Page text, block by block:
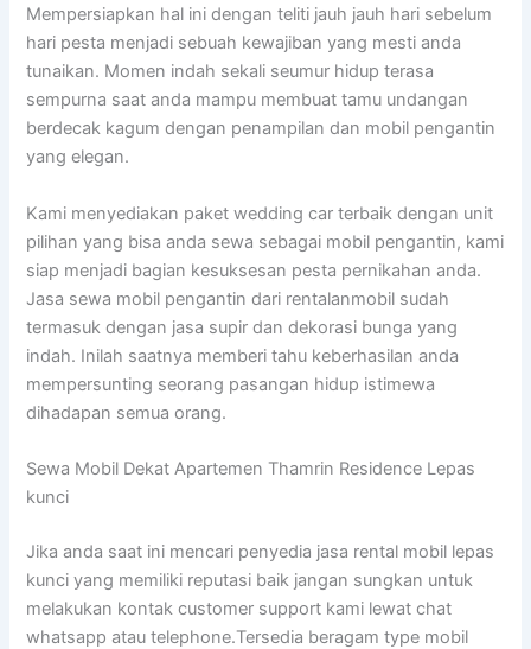
Mempersiapkan hal ini dengan teliti jauh jauh hari sebelum
hari pesta menjadi sebuah kewajiban yang mesti anda
tunaikan. Momen indah sekali seumur hidup terasa
sempurna saat anda mampu membuat tamu undangan
berdecak kagum dengan penampilan dan mobil pengantin
yang elegan.
Kami menyediakan paket wedding car terbaik dengan unit
pilihan yang bisa anda sewa sebagai mobil pengantin, kami
siap menjadi bagian kesuksesan pesta pernikahan anda.
Jasa sewa mobil pengantin dari rentalanmobil sudah
termasuk dengan jasa supir dan dekorasi bunga yang
indah. Inilah saatnya memberi tahu keberhasilan anda
mempersunting seorang pasangan hidup istimewa
dihadapan semua orang.
Sewa Mobil Dekat Apartemen Thamrin Residence Lepas
kunci
Jika anda saat ini mencari penyedia jasa rental mobil lepas
kunci yang memiliki reputasi baik jangan sungkan untuk
melakukan kontak customer support kami lewat chat
whatsapp atau telephone.Tersedia beragam type mobil